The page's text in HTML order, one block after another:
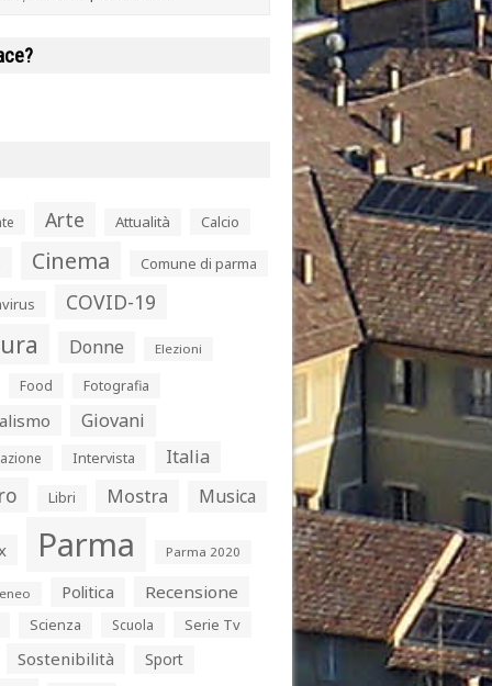
Arte Attualità Calcio
Cinema Comune di parma
COVID-19
Donne Elezioni
Food Fotografia
Giovani
Intervista Italia
Libri Mostra Musica
Parma Parma 2020
Politica Recensione
Scienza Scuola Serie Tv
Sostenibilità Sport